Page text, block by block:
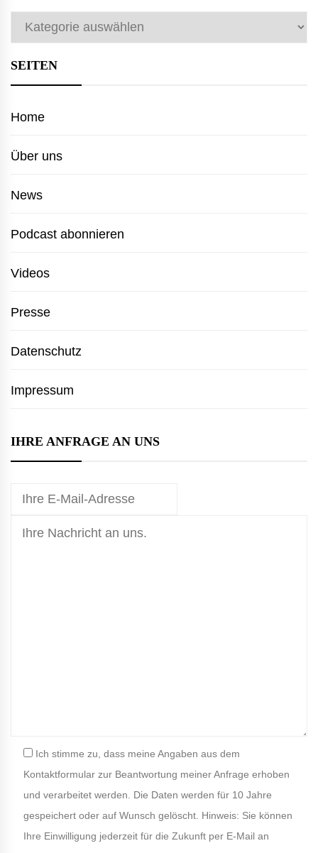
Kategorien
SEITEN
Home
Über uns
News
Podcast abonnieren
Videos
Presse
Datenschutz
Impressum
IHRE ANFRAGE AN UNS
Ich stimme zu, dass meine Angaben aus dem
Kontaktformular zur Beantwortung meiner Anfrage erhoben
und verarbeitet werden. Die Daten werden für 10 Jahre
gespeichert oder auf Wunsch gelöscht. Hinweis: Sie können
Ihre Einwilligung jederzeit für die Zukunft per E-Mail an